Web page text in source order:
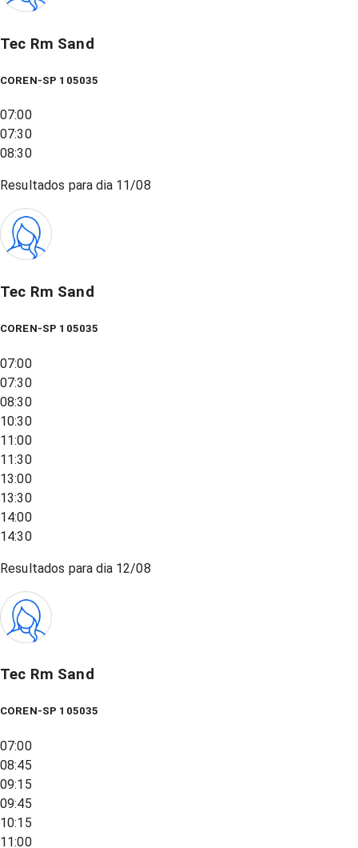
Tec Rm Sand
COREN-SP 105035
07:00
07:30
08:30
Resultados para dia 11/08
Tec Rm Sand
COREN-SP 105035
07:00
07:30
08:30
10:30
11:00
11:30
13:00
13:30
14:00
14:30
Resultados para dia 12/08
Tec Rm Sand
COREN-SP 105035
07:00
08:45
09:15
09:45
10:15
11:00